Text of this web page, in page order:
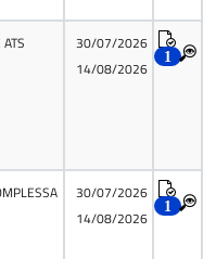
30/07/2026
14/08/2026
1
30/07/2026
14/08/2026
1